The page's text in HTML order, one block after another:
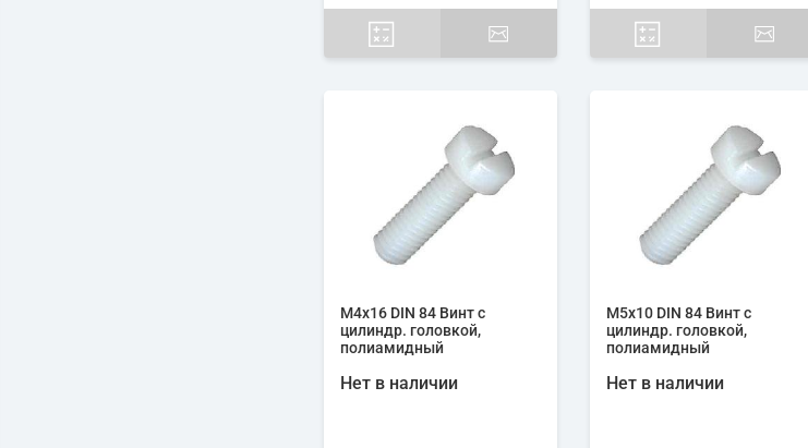
М4х16 DIN 84 Винт с
цилиндр. головкой,
полиамидный
Нет в наличии
М5х10 DIN 84 Винт с
цилиндр. головкой,
полиамидный
Нет в наличии